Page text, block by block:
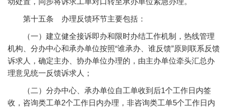
第十五条 办理反馈环节主要包括：
（一）建立健全接诉即办和限时办结工作机制，热线管理
机构、分办中心和承办单位按照“谁承办、谁反馈”原则联系反馈
诉求人，确定主办、协办单位办理的，由主办单位牵头汇总办
理意见统一反馈诉求人；
（二）分办中心、承办单位自工单收到后1个工作日内签
收，咨询类工单2个工作日内办理，非咨询类工单5个工作日内